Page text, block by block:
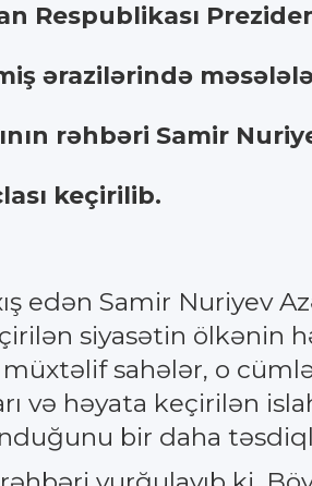
Respublikası
ərazilərində
rəhbəri Samir
keçirilib.
edən Samir Nuriyev
siyasətin ölkənin
sahələr, o
və həyata keçirilən
bir daha